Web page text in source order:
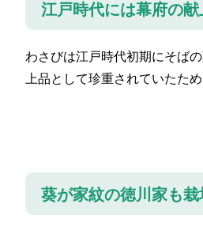
江戸時代には幕府の
わさびは江戸時代初期にそば
上品として珍重されていたた
葵が家紋の徳川家も